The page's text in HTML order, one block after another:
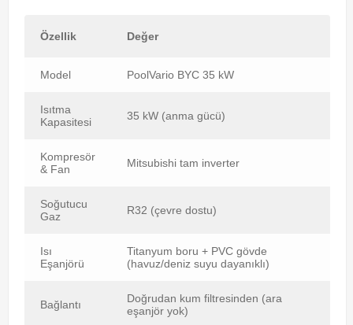
Özellik Değer
Model PoolVario BYC 35 kW
Isıtma
Kapasitesi
35 kW (anma gücü)
Kompresör
& Fan
Mitsubishi tam inverter
Soğutucu
Gaz
R32 (çevre dostu)
Isı
Eşanjörü
Titanyum boru + PVC gövde
(havuz/deniz suyu dayanıklı)
Bağlantı
Doğrudan kum filtresinden (ara
eşanjör yok)